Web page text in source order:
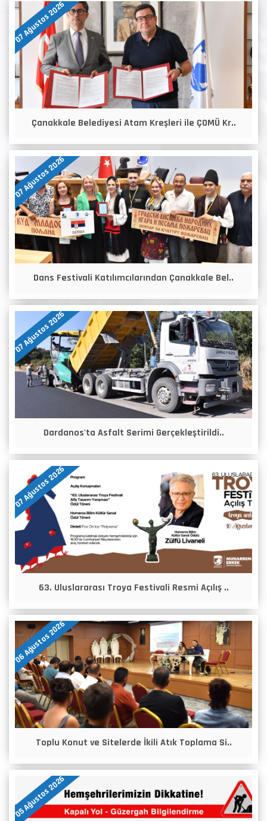
07 Ağustos 2026
Çanakkale Belediyesi Atam Kreşleri ile ÇOMÜ Kr..
07 Ağustos 2026
Dans Festivali Katılımcılarından Çanakkale Bel..
07 Ağustos 2026
Dardanos'ta Asfalt Serimi Gerçekleştirildi..
07 Ağustos 2026
63. Uluslararası Troya Festivali Resmi Açılış ..
06 Ağustos 2026
Toplu Konut ve Sitelerde İkili Atık Toplama Si..
05 Ağustos 2026